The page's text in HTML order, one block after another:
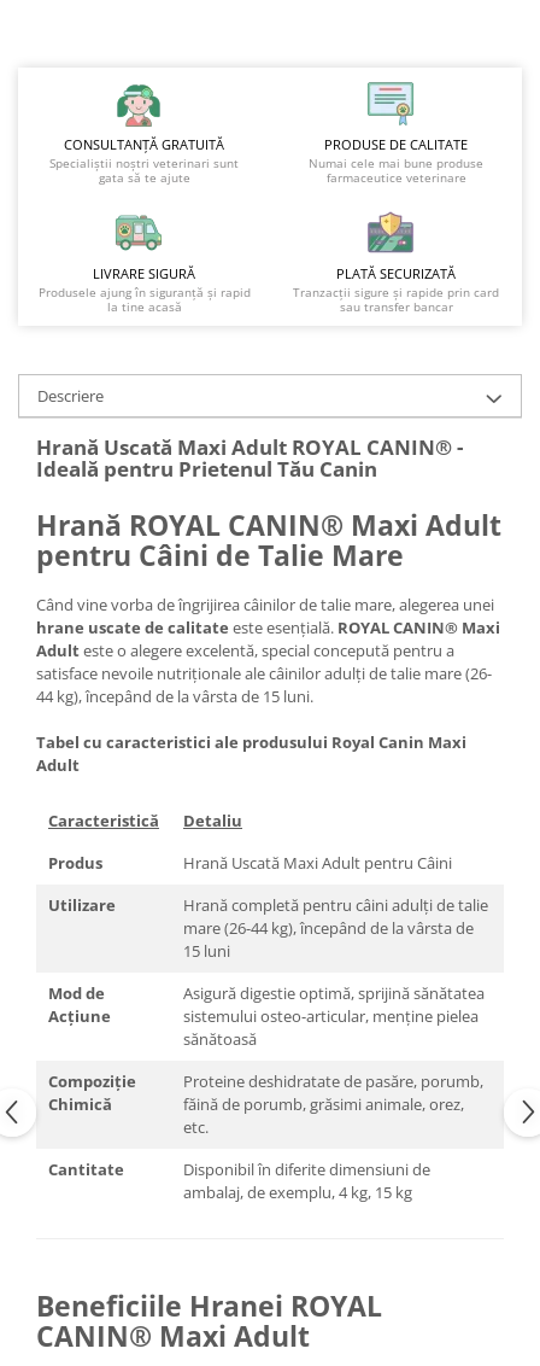
CONSULTANȚĂ GRATUITĂ
Specialiștii noștri veterinari sunt
gata să te ajute
PRODUSE DE CALITATE
Numai cele mai bune produse
farmaceutice veterinare
LIVRARE SIGURĂ
Produsele ajung în siguranță și rapid
la tine acasă
PLATĂ SECURIZATĂ
Tranzacții sigure și rapide prin card
sau transfer bancar
Descriere
Hrană Uscată Maxi Adult ROYAL CANIN® -
Ideală pentru Prietenul Tău Canin
Hrană ROYAL CANIN® Maxi Adult
pentru Câini de Talie Mare
Când vine vorba de îngrijirea câinilor de talie mare, alegerea unei
hrane uscate de calitate este esențială. ROYAL CANIN® Maxi
Adulteste o alegere excelentă, special concepută pentru a
satisface nevoile nutriționale ale câinilor adulți de talie mare (26-
44 kg), începând de la vârsta de 15 luni.
Tabel cu caracteristici ale produsului Royal Canin Maxi
Adult
Caracteristică
Detaliu
Produs
Hrană Uscată Maxi Adult pentru Câini
Utilizare
Hrană completă pentru câini adulți de talie
mare (26-44 kg), începând de la vârsta de
15 luni
Mod de
Acțiune
Asigură digestie optimă, sprijină sănătatea
sistemului osteo-articular, menține pielea
sănătoasă
Compoziție
Chimică
Proteine deshidratate de pasăre, porumb,
făină de porumb, grăsimi animale, orez,
etc.
Cantitate
Disponibil în diferite dimensiuni de
ambalaj, de exemplu, 4 kg, 15 kg
Beneficiile Hranei ROYAL
CANIN® Maxi Adult